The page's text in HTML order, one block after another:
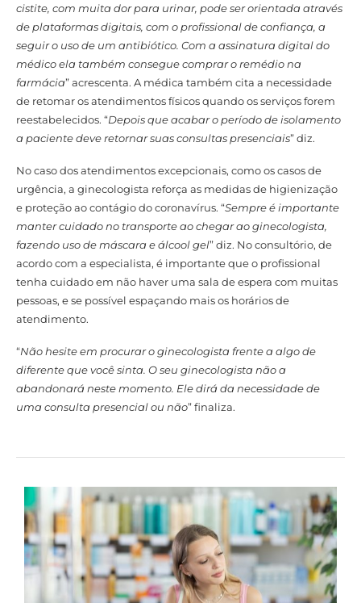
cistite, com muita dor para urinar, pode ser orientada através
de plataformas digitais, com o profissional de confiança, a
seguir o uso de um antibiótico. Com a assinatura digital do
médico ela também consegue comprar o remédio na
farmácia” acrescenta. A médica também cita a necessidade
de retomar os atendimentos físicos quando os serviços forem
reestabelecidos. “Depois que acabar o período de isolamento
a paciente deve retornar suas consultas presenciais” diz.
No caso dos atendimentos excepcionais, como os casos de
urgência, a ginecologista reforça as medidas de higienização
e proteção ao contágio do coronavírus. “Sempre é importante
manter cuidado no transporte ao chegar ao ginecologista,
fazendo uso de máscara e álcool gel” diz. No consultório, de
acordo com a especialista, é importante que o profissional
tenha cuidado em não haver uma sala de espera com muitas
pessoas, e se possível espaçando mais os horários de
atendimento.
“Não hesite em procurar o ginecologista frente a algo de
diferente que você sinta. O seu ginecologista não a
abandonará neste momento. Ele dirá da necessidade de
uma consulta presencial ou não” finaliza.